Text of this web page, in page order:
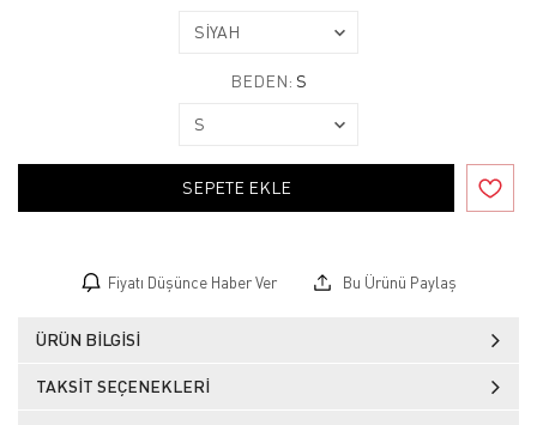
BEDEN: S
SEPETE EKLE
Fiyatı Düşünce Haber Ver Bu Ürünü Paylaş
ÜRÜN BILGISI
TAKSIT SEÇENEKLERI